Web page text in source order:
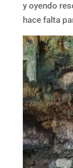
y oyendo
hace falta